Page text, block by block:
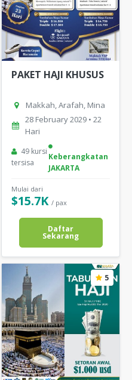
PAKET HAJI KHUSUS
Makkah, Arafah, Mina
28 February 2029 • 22
Hari
49 kursi
tersisa
Keberangkatan
JAKARTA
Mulai dari
$15.7K / pax
Daftar
Sekarang
5